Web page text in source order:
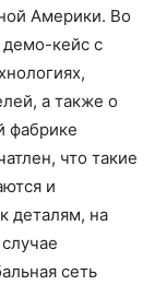
Америки. Во
демо-кейс с
а также о
фабрике
что такие
и
деталям, на
сеть